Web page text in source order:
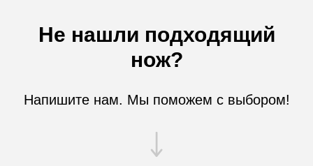
Не нашли подходящий
нож?
Напишите нам. Мы поможем с выбором!